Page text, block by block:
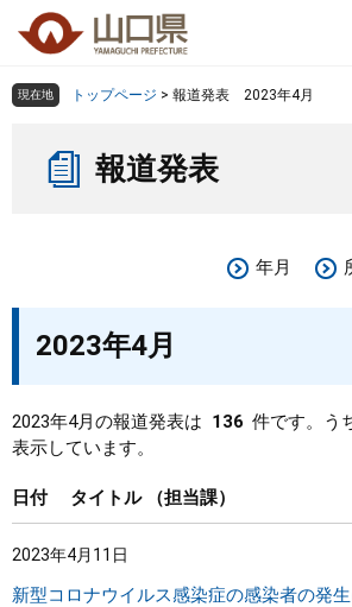
の
ー
組織で探す
Other Languages
くらし・環境
教育・文化・スポーツ
しごと・産業・観光
現在地 トップページ > 報道発表 2023年4月
報道発表
年月
2023年4月
2023年4月の報道発表は 136 件です。う
表示しています。
日付 タイトル 担当課
2023年4月11日
新型コロナウイルス感染症の感染者の発